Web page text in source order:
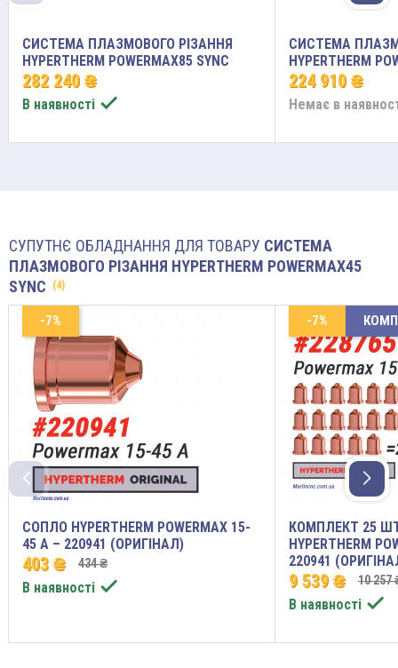
СИСТЕМА ПЛАЗМОВОГО РІЗАННЯ
HYPERTHERM POWERMAX85 SYNC
282 240 ₴
В наявності 
СИСТЕМА
HYPERTHERM
224 910 ₴
Немає в
СУПУТНЄ ОБЛАДНАННЯ ДЛЯ ТОВАРУ СИСТЕМА
ПЛАЗМОВОГО РІЗАННЯ HYPERTHERM POWERMAX45
SYNC
(4)
СОПЛО HYPERTHERM POWERMAX 15-
45 A – 220941 (ОРИГІНАЛ)
403 ₴ 434 ₴
В наявності 
-7%
КОМПЛЕКТ 25
HYPERTHERM
220941
9 539 ₴ 10 257
В наявності 
-7%